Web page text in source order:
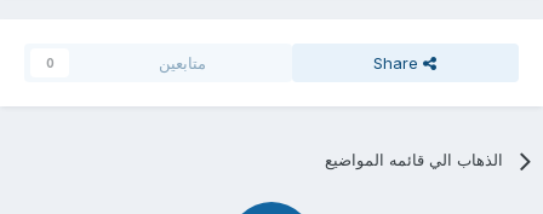
Share متابعين 0
الذهاب الي قائمه المواضيع